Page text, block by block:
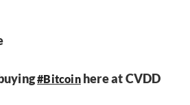
#Bitcoinhere at CVDD